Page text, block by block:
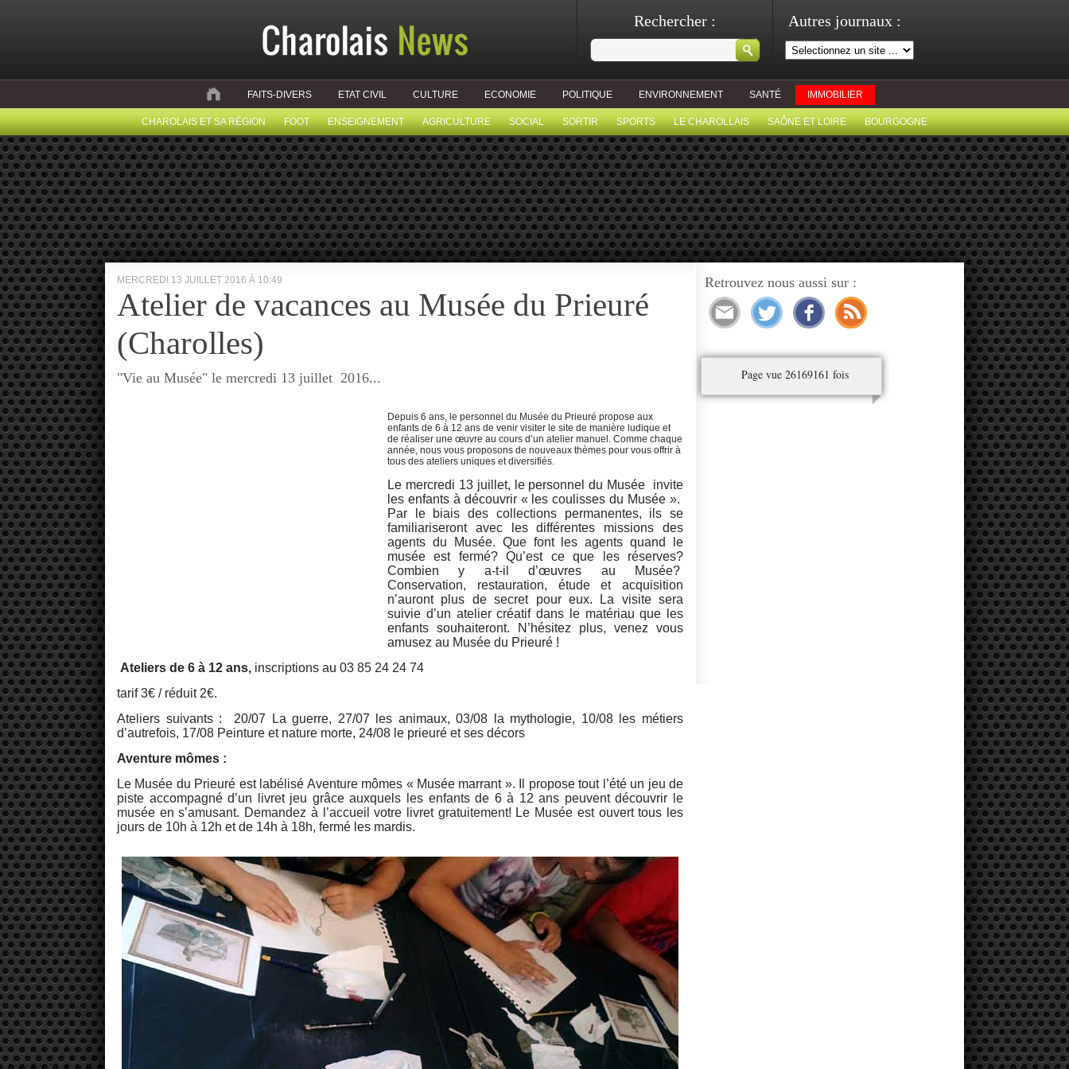
Autres journaux :
Rechercher :
FAITS-DIVERS ETAT CIVIL CULTURE ECONOMIE POLITIQUE ENVIRONNEMENT SANTÉ IMMOBILIER
CHAROLAIS ET SA RÉGION FOOT ENSEIGNEMENT AGRICULTURE SOCIAL SORTIR SPORTS LE CHAROLLAIS SAÔNE ET LOIRE BOURGOGNE
MERCREDI 13 JUILLET 2016 À 10:49
Atelier de vacances au Musée du Prieuré
(Charolles)
"Vie au Musée" le mercredi 13 juillet 2016...
Depuis 6 ans, le personnel du Musée du Prieuré propose aux
enfants de 6 à 12 ans de venir visiter le site de manière ludique et
de réaliser une œuvre au cours d’un atelier manuel. Comme chaque
année, nous vous proposons de nouveaux thèmes pour vous offrir à
tous des ateliers uniques et diversifiés.
Le mercredi 13 juillet, le personnel du Musée invite
les enfants à découvrir « les coulisses du Musée ».
Par le biais des collections permanentes, ils se
familiariseront avec les différentes missions des
agents du Musée. Que font les agents quand le
musée est fermé? Qu’est ce que les réserves?
Combien y a-t-il d’œuvres au Musée?
Conservation, restauration, étude et acquisition
n’auront plus de secret pour eux. La visite sera
suivie d’un atelier créatif dans le matériau que les
enfants souhaiteront. N’hésitez plus, venez vous
amusez au Musée du Prieuré !
Ateliers de 6 à 12 ans, inscriptions au 03 85 24 24 74
tarif 3€ / réduit 2€.
Ateliers suivants : 20/07 La guerre, 27/07 les animaux, 03/08 la mythologie, 10/08 les métiers
d’autrefois, 17/08 Peinture et nature morte, 24/08 le prieuré et ses décors
Aventure mômes :
Le Musée du Prieuré est labélisé Aventure mômes « Musée marrant ». Il propose tout l’été un jeu de
piste accompagné d’un livret jeu grâce auxquels les enfants de 6 à 12 ans peuvent découvrir le
musée en s’amusant. Demandez à l’accueil votre livret gratuitement! Le Musée est ouvert tous les
jours de 10h à 12h et de 14h à 18h, fermé les mardis.
Retrouvez nous aussi sur :
Page vue 26169161 fois